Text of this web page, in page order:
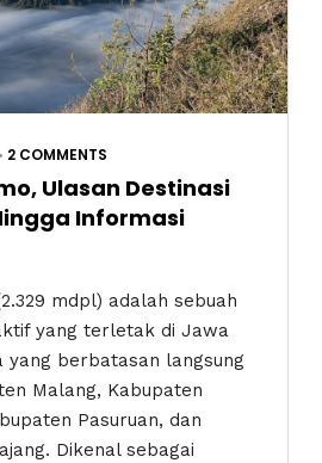
• 2 COMMENTS
Ulasan Destinasi
Informasi
mdpl) adalah sebuah
yang terletak di Jawa
yang berbatasan langsung
Malang, Kabupaten
Pasuruan, dan
Dikenal sebagai